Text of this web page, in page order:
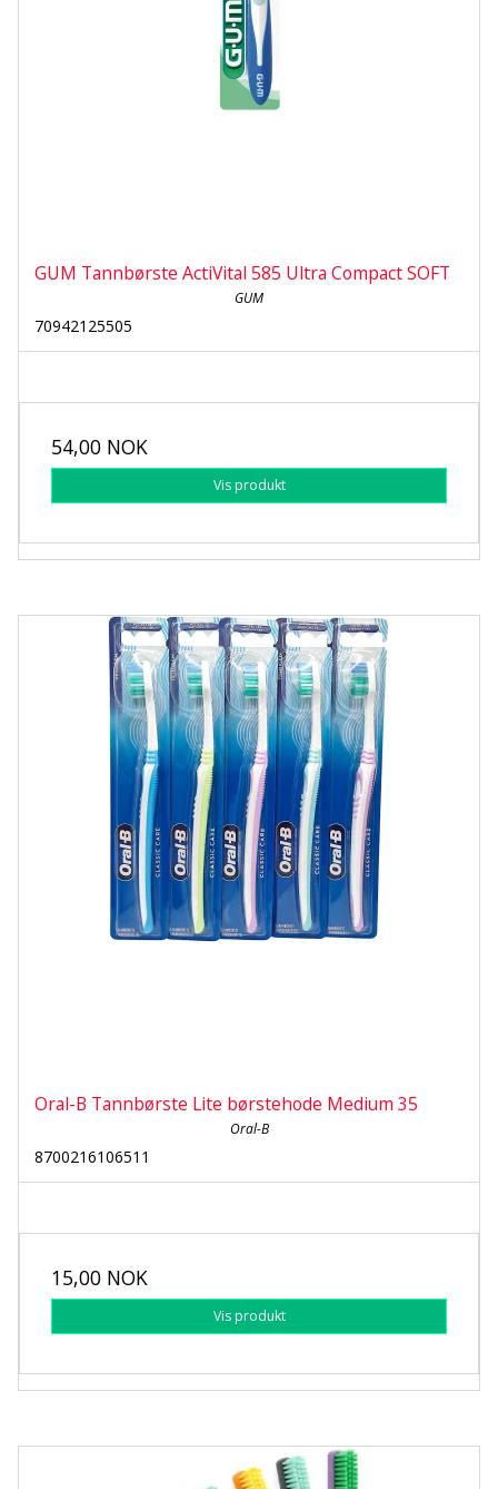
GUM Tannbørste ActiVital 585 Ultra Compact SOFT
GUM
70942125505
54,00 NOK
Vis produkt
Oral-B Tannbørste Lite børstehode Medium 35
Oral-B
8700216106511
15,00 NOK
Vis produkt